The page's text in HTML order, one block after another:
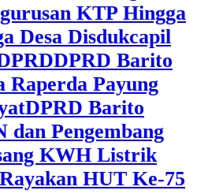
KTP Hingga
Desa Disdukcapil
DPRD Barito
Raperda Payung
DPRD Barito
dan Pengembang
KWH Listrik
Rayakan HUT Ke-75